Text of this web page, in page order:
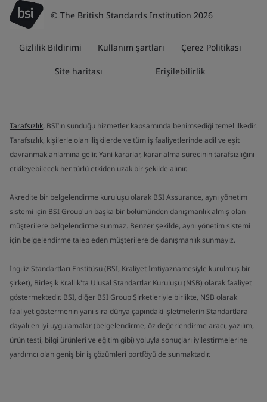
© The British Standards Institution 2026
Gizlilik Bildirimi Kullanım şartları Çerez Politikası
Site haritası Erişilebilirlik
Tarafsızlık, BSI’ın sunduğu hizmetler kapsamında benimsediği temel ilkedir.
Tarafsızlık, kişilerle olan ilişkilerde ve tüm iş faaliyetlerinde adil ve eşit
davranmak anlamına gelir. Yani kararlar, karar alma sürecinin tarafsızlığını
etkileyebilecek her türlü etkiden uzak bir şekilde alınır.
Akredite bir belgelendirme kuruluşu olarak BSI Assurance, aynı yönetim
sistemi için BSI Group'un başka bir bölümünden danışmanlık almış olan
müşterilere belgelendirme sunmaz. Benzer şekilde, aynı yönetim sistemi
için belgelendirme talep eden müşterilere de danışmanlık sunmayız.
İngiliz Standartları Enstitüsü (BSI, Kraliyet İmtiyaznamesiyle kurulmuş bir
şirket), Birleşik Krallık'ta Ulusal Standartlar Kuruluşu (NSB) olarak faaliyet
göstermektedir. BSI, diğer BSI Group Şirketleriyle birlikte, NSB olarak
faaliyet göstermenin yanı sıra dünya çapındaki işletmelerin Standartlara
dayalı en iyi uygulamalar (belgelendirme, öz değerlendirme aracı, yazılım,
ürün testi, bilgi ürünleri ve eğitim gibi) yoluyla sonuçları iyileştirmelerine
yardımcı olan geniş bir iş çözümleri portföyü de sunmaktadır.